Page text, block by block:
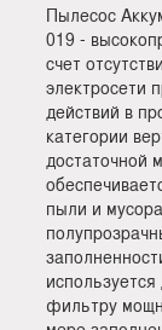
Пылесос
019 -
счет
электросети
действий в
категории
достаточной
пыли и
фильтру